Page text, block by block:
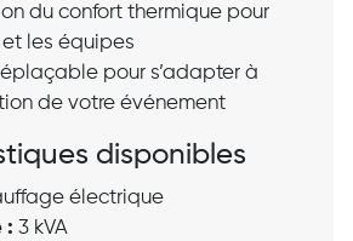
du confort thermique pour
et les équipes
pour s’adapter à
de votre événement
disponibles
électrique
: 3 kVA